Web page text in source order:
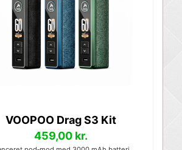
VOOPOO Drag S3 Kit
459,00 kr.